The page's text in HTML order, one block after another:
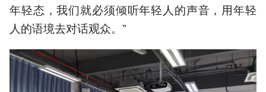
年轻态，我们就必须倾听年轻人的声音，用年轻
人的语境去对话观众。”